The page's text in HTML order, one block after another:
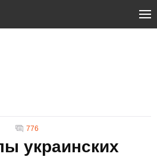
776
украинских